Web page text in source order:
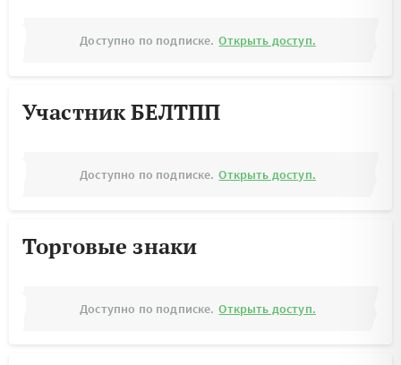
Доступно по подписке. Открыть доступ.
Участник БЕЛТПП
Доступно по подписке. Открыть доступ.
Торговые знаки
Доступно по подписке. Открыть доступ.